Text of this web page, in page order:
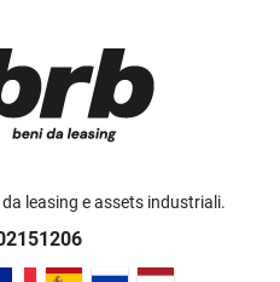
leasing e assets industriali.